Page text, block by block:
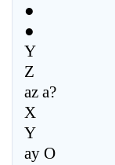
●
●
Y
Z
az a?
X
Y
ay O